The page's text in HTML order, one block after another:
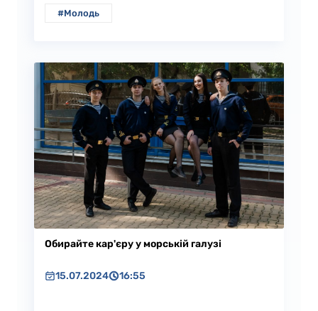
#Молодь
Обирайте кар'єру у морській галузі
15.07.2024 16:55